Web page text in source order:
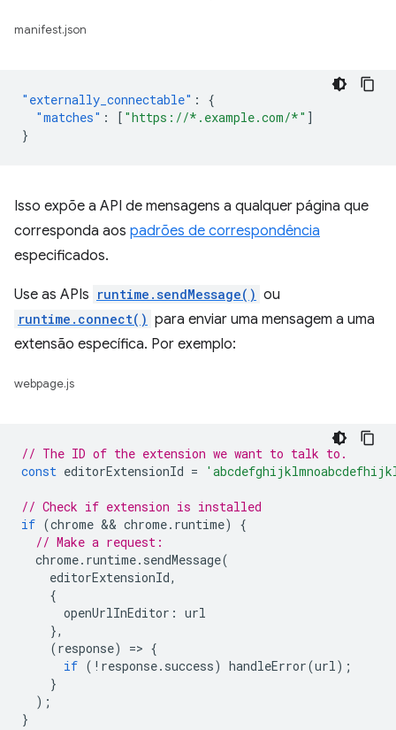
manifest.json
"externally_connectable" :
{
"matches" : [ "https://*.example.com/*" ]
}
Isso expõe a API de mensagens a qualquer página que
corresponda aos padrões de correspondência
especificados.
Use as APIs runtime.sendMessage() ou
runtime.connect() para enviar uma mensagem a uma
extensão específica. Por exemplo:
webpage.js
// The ID of the extension we want to talk to.
const editorExtensionId =
// Check if extension is installed
if (chrome && chrome. runtime)
{
// Make a request:
chrome. runtime. sendMessage(
editorExtensionId,
{
openUrlInEditor : url
},
(response) => {
if ( ! response. success) handleError(url);
}
);
}